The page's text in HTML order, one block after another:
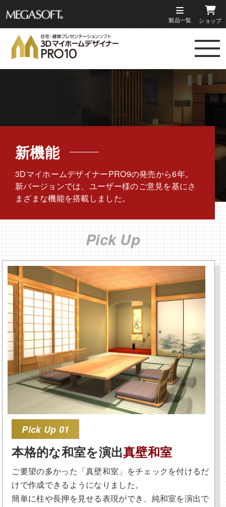
メガソ
フト株
製品一覧 ショップ
新機能
3DマイホームデザイナーPRO9の発売から6年。
新バージョンでは、ユーザー様のご意見を基にさ
まざまな機能を搭載しました。
Pick Up
Pick Up 01
本格的な和室を演出真壁和室
ご要望の多かった「真壁和室」をチェックを付けるだ
けで作成できるようになりました。
簡単に柱や長押を見せる表現ができ、純和室を演出で